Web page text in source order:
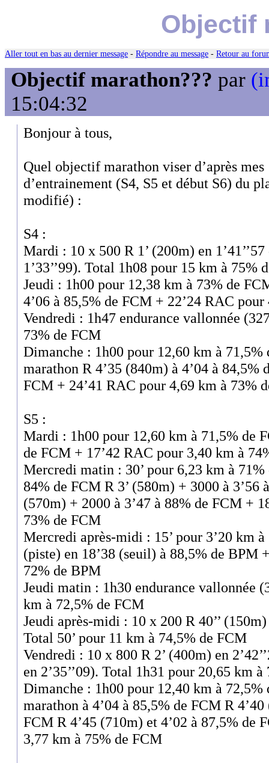
Objectif
Aller tout en bas au dernier message - Répondre au message - Retour au
Objectif marathon??? par
15:04:32
Bonjour à tous,
Quel objectif marathon viser d’après
d’entrainement (S4, S5 et début S6) du
modifié) :
S4 :
Mardi : 10 x 500 R 1’ (200m) en
1’33’’99). Total 1h08 pour 15 km à 75%
Jeudi : 1h00 pour 12,38 km à 73% de
4’06 à 85,5% de FCM + 22’24 RAC
Vendredi : 1h47 endurance vallonnée
73% de FCM
Dimanche : 1h00 pour 12,60 km à
marathon R 4’35 (840m) à 4’04 à 84,5%
FCM + 24’41 RAC pour 4,69 km à 73%
S5 :
Mardi : 1h00 pour 12,60 km à 71,5% de
de FCM + 17’42 RAC pour 3,40 km à
Mercredi matin : 30’ pour 6,23 km à 71%
84% de FCM R 3’ (580m) + 3000 à 3’56
(570m) + 2000 à 3’47 à 88% de FCM +
73% de FCM
Mercredi après-midi : 15’ pour 3’20 km
(piste) en 18’38 (seuil) à 88,5% de BPM
72% de BPM
Jeudi matin : 1h30 endurance vallonnée
km à 72,5% de FCM
Jeudi après-midi : 10 x 200 R 40’’
Total 50’ pour 11 km à 74,5% de FCM
Vendredi : 10 x 800 R 2’ (400m) en
en 2’35’’09). Total 1h31 pour 20,65 km
Dimanche : 1h00 pour 12,40 km à
marathon à 4’04 à 85,5% de FCM R
FCM R 4’45 (710m) et 4’02 à 87,5% de
3,77 km à 75% de FCM